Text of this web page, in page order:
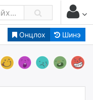
Онцлох Шинэ